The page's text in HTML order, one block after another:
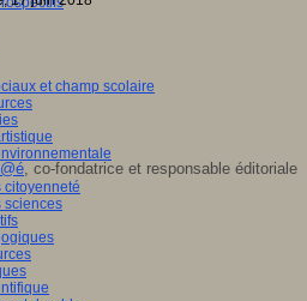
et champ scolaire
citoyenneté
sciences
, co-fondatrice et responsable éditoriale